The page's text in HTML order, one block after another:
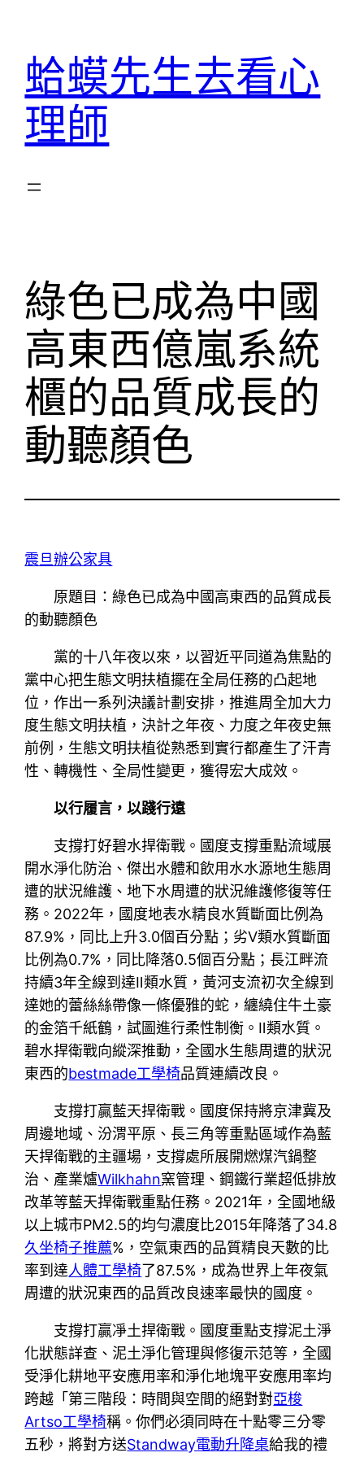
蛤蟆先生去看心
理師
綠色已成為中國
高東西億嵐系統
櫃的品質成長的
動聽顏色
震旦辦公家具
原題目：綠色已成為中國高東西的品質成長
的動聽顏色
黨的十八年夜以來，以習近平同道為焦點的
黨中心把生態文明扶植擺在全局任務的凸起地
位，作出一系列決議計劃安排，推進周全加大力
度生態文明扶植，決計之年夜、力度之年夜史無
前例，生態文明扶植從熟悉到實行都產生了汗青
性、轉機性、全局性變更，獲得宏大成效。
以行履言，以踐行遠
支撐打好碧水捍衛戰。國度支撐重點流域展
開水淨化防治、傑出水體和飲用水水源地生態周
遭的狀況維護、地下水周遭的狀況維護修復等任
務。2022年，國度地表水精良水質斷面比例為
87.9%，同比上升3.0個百分點；劣Ⅴ類水質斷面
比例為0.7%，同比降落0.5個百分點；長江畔流
持續3年全線到達Ⅱ類水質，黃河支流初次全線到
達她的蕾絲絲帶像一條優雅的蛇，纏繞住牛土豪
的金箔千紙鶴，試圖進行柔性制衡。Ⅱ類水質。
碧水捍衛戰向縱深推動，全國水生態周遭的狀況
東西的bestmade工學椅品質連續改良。
支撐打贏藍天捍衛戰。國度保持將京津冀及
周邊地域、汾渭平原、長三角等重點區域作為藍
天捍衛戰的主疆場，支撐處所展開燃煤汽鍋整
治、產業爐Wilkhahn窯管理、鋼鐵行業超低排放
改革等藍天捍衛戰重點任務。2021年，全國地級
以上城市PM2.5的均勻濃度比2015年降落了34.8
久坐椅子推薦%，空氣東西的品質精良天數的比
率到達人體工學椅了87.5%，成為世界上年夜氣
周遭的狀況東西的品質改良速率最快的國度。
支撐打贏凈土捍衛戰。國度重點支撐泥土淨
化狀態詳查、泥土淨化管理與修復示范等，全國
受淨化耕地平安應用率和淨化地塊平安應用率均
跨越「第三階段：時間與空間的絕對對亞梭
Artso工學椅稱。你們必須同時在十點零三分零
五秒，將對方送Standway電動升降桌給我的禮